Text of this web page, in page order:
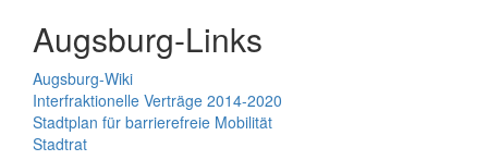
Augsburg-Links
Augsburg-Wiki
Interfraktionelle Verträge 2014-2020
Stadtplan für barrierefreie Mobilität
Stadtrat